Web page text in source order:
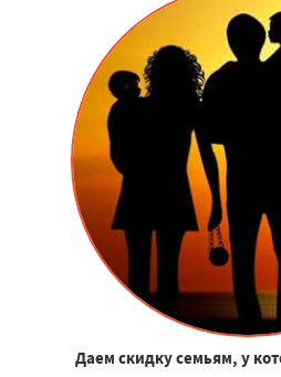
Даем скидку семьям, у